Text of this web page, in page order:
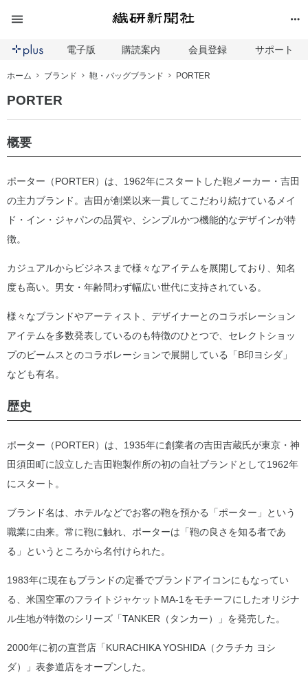
電子版 購読案内 会員登録 サポート
ホーム ブランド 鞄・バッグブランド PORTER
PORTER
概要
ポーター（PORTER）は、1962年にスタートした鞄メーカー・吉田
の主力ブランド。吉田が創業以来一貫してこだわり続けているメイ
ド・イン・ジャパンの品質や、シンプルかつ機能的なデザインが特
徴。
カジュアルからビジネスまで様々なアイテムを展開しており、知名
度も高い。男女・年齢問わず幅広い世代に支持されている。
様々なブランドやアーティスト、デザイナーとのコラボレーション
アイテムを多数発表しているのも特徴のひとつで、セレクトショッ
プのビームスとのコラボレーションで展開している「B印ヨシダ」
なども有名。
歴史
ポーター（PORTER）は、1935年に創業者の吉田吉蔵氏が東京・神
田須田町に設立した吉田鞄製作所の初の自社ブランドとして1962年
にスタート。
ブランド名は、ホテルなどでお客の鞄を預かる「ポーター」という
職業に由来。常に鞄に触れ、ポーターは「鞄の良さを知る者であ
る」というところから名付けられた。
1983年に現在もブランドの定番でブランドアイコンにもなってい
る、米国空軍のフライトジャケットMA-1をモチーフにしたオリジナ
ル生地が特徴のシリーズ「TANKER（タンカー）」を発売した。
2000年に初の直営店「KURACHIKA YOSHIDA（クラチカ ヨシ
ダ）」表参道店をオープンした。